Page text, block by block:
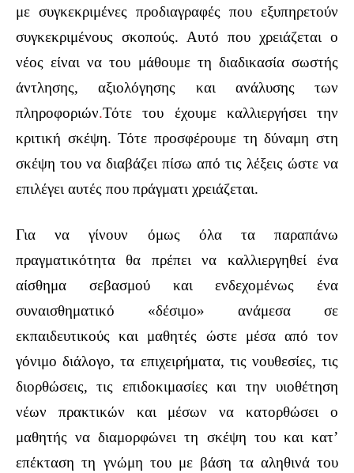
με συγκεκριμένες προδιαγραφές που εξυπηρετούν
συγκεκριμένους σκοπούς. Αυτό που χρειάζεται ο
νέος είναι να του μάθουμε τη διαδικασία σωστής
άντλησης, αξιολόγησης και ανάλυσης των
πληροφοριών.Τότε του έχουμε καλλιεργήσει την
κριτική σκέψη. Τότε προσφέρουμε τη δύναμη στη
σκέψη του να διαβάζει πίσω από τις λέξεις ώστε να
επιλέγει αυτές που πράγματι χρειάζεται.
Για να γίνουν όμως όλα τα παραπάνω
πραγματικότητα θα πρέπει να καλλιεργηθεί ένα
αίσθημα σεβασμού και ενδεχομένως ένα
συναισθηματικό «δέσιμο» ανάμεσα σε
εκπαιδευτικούς και μαθητές ώστε μέσα από τον
γόνιμο διάλογο, τα επιχειρήματα, τις νουθεσίες, τις
διορθώσεις, τις επιδοκιμασίες και την υιοθέτηση
νέων πρακτικών και μέσων να κατορθώσει ο
μαθητής να διαμορφώνει τη σκέψη του και κατ’
επέκταση τη γνώμη του με βάση τα αληθινά του